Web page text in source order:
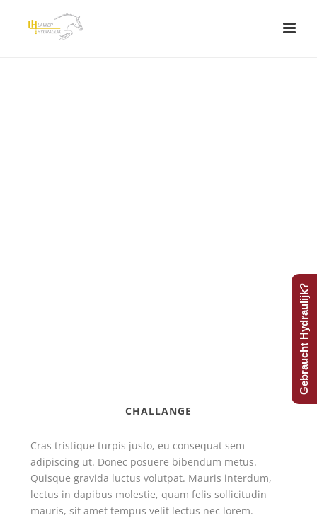
CHALLANGE
Cras tristique turpis justo, eu consequat sem
adipiscing ut. Donec posuere bibendum metus.
Quisque gravida luctus volutpat. Mauris interdum,
lectus in dapibus molestie, quam felis sollicitudin
mauris, sit amet tempus velit lectus nec lorem.
Gebraucht Hydraulijk?